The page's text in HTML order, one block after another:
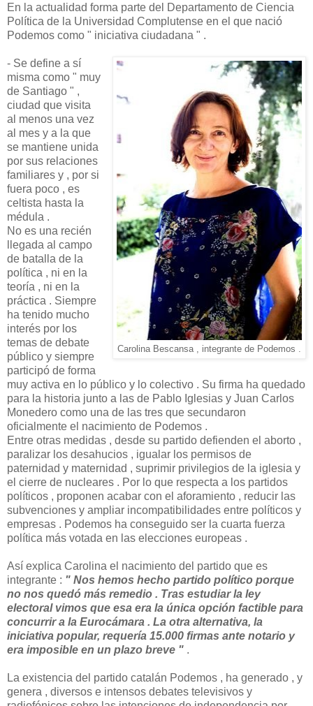
En la actualidad forma parte del Departamento de Ciencia
Política de la Universidad Complutense en el que nació
Podemos como " iniciativa ciudadana " .
Carolina Bescansa , integrante de Podemos .
- Se define a sí
misma como " muy
de Santiago " ,
ciudad que visita
al menos una vez
al mes y a la que
se mantiene unida
por sus relaciones
familiares y , por si
fuera poco , es
celtista hasta la
médula .
No es una recién
llegada al campo
de batalla de la
política , ni en la
teoría , ni en la
práctica . Siempre
ha tenido mucho
interés por los
temas de debate
público y siempre
participó de forma
muy activa en lo público y lo colectivo . Su firma ha quedado
para la historia junto a las de Pablo Iglesias y Juan Carlos
Monedero como una de las tres que secundaron
oficialmente el nacimiento de Podemos .
Entre otras medidas , desde su partido defienden el aborto ,
paralizar los desahucios , igualar los permisos de
paternidad y maternidad , suprimir privilegios de la iglesia y
el cierre de nucleares . Por lo que respecta a los partidos
políticos , proponen acabar con el aforamiento , reducir las
subvenciones y ampliar incompatibilidades entre políticos y
empresas . Podemos ha conseguido ser la cuarta fuerza
política más votada en las elecciones europeas .
Así explica Carolina el nacimiento del partido que es
integrante : " Nos hemos hecho partido político porque
no nos quedó más remedio . Tras estudiar la ley
electoral vimos que esa era la única opción factible para
concurrir a la Eurocámara . La otra alternativa, la
iniciativa popular, requería 15.000 firmas ante notario y
era imposible en un plazo breve " .
La existencia del partido catalán Podemos , ha generado , y
genera , diversos e intensos debates televisivos y